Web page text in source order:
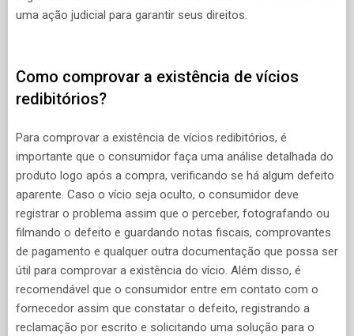
uma ação judicial para garantir seus direitos.
Como comprovar a existência de vícios
redibitórios?
Para comprovar a existência de vícios redibitórios, é
importante que o consumidor faça uma análise detalhada do
produto logo após a compra, verificando se há algum defeito
aparente. Caso o vício seja oculto, o consumidor deve
registrar o problema assim que o perceber, fotografando ou
filmando o defeito e guardando notas fiscais, comprovantes
de pagamento e qualquer outra documentação que possa ser
útil para comprovar a existência do vício. Além disso, é
recomendável que o consumidor entre em contato com o
fornecedor assim que constatar o defeito, registrando a
reclamação por escrito e solicitando uma solução para o